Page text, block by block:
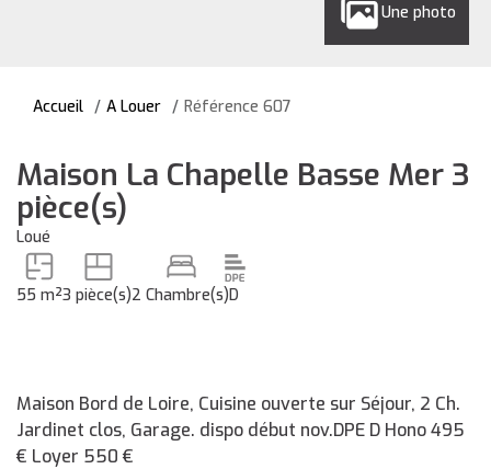
Une photo
Accueil A Louer Référence 607
Maison La Chapelle Basse Mer 3
pièce(s)
Loué
55 m²3 pièce(s)2 Chambre(s)D
Maison Bord de Loire, Cuisine ouverte sur Séjour, 2 Ch.
Jardinet clos, Garage. dispo début nov.DPE D Hono 495
€ Loyer 550 €